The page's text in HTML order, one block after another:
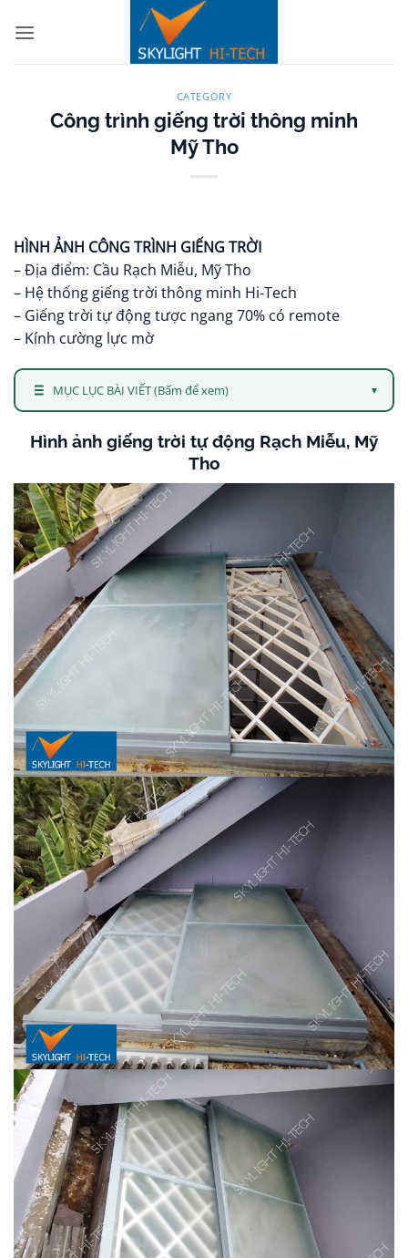
qua
CATEGORY
Công trình giếng trời thông minh
Mỹ Tho
HÌNH ẢNH CÔNG TRÌNH GIẾNG TRỜI
– Địa điểm: Cầu Rạch Miễu, Mỹ Tho
– Hệ thống giếng trời thông minh Hi-Tech
– Giếng trời tự động tược ngang 70% có remote
– Kính cường lực mờ
MỤC LỤC BÀI VIẾT (Bấm để xem) ▼
Hình ảnh giếng trời tự động Rạch Miễu, Mỹ
Tho